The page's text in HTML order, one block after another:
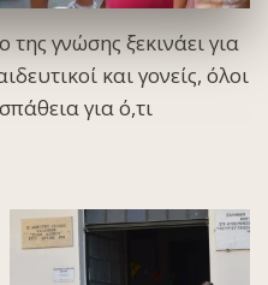
γνώσης ξεκινάει για
και γονείς, όλοι
για ό,τι